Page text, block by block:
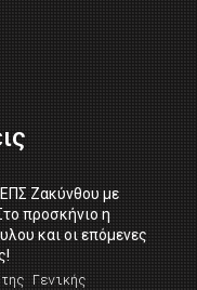
Ζακύνθου με
προσκήνιο η
και οι επόμενες
Γενικής